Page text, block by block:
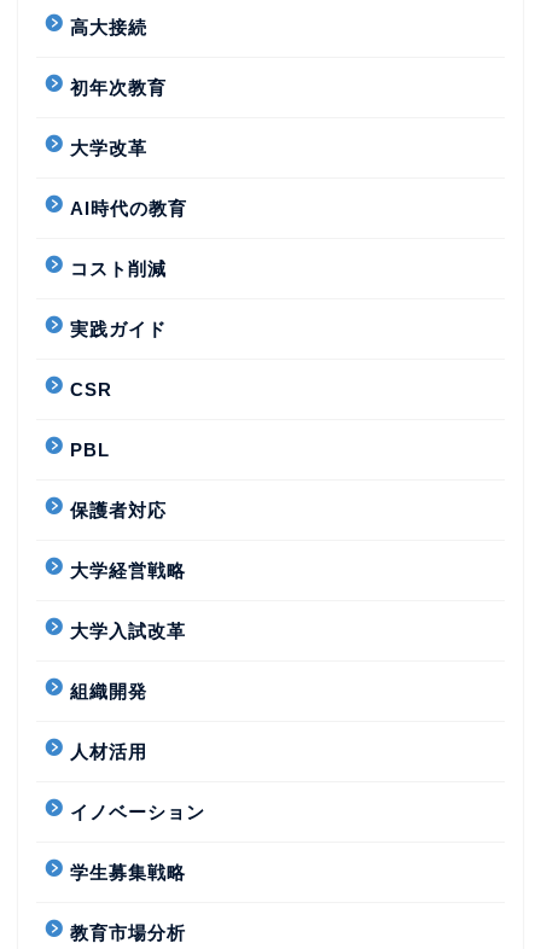
高大接続
初年次教育
大学改革
AI時代の教育
コスト削減
実践ガイド
CSR
PBL
保護者対応
大学経営戦略
大学入試改革
組織開発
人材活用
イノベーション
学生募集戦略
教育市場分析